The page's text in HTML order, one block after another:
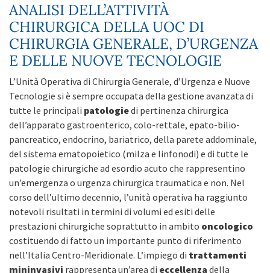
ANALISI DELL’ATTIVITÀ
CHIRURGICA DELLA UOC DI
CHIRURGIA GENERALE, D’URGENZA
E DELLE NUOVE TECNOLOGIE
L’Unità Operativa di Chirurgia Generale, d’Urgenza e Nuove
Tecnologie si è sempre occupata della gestione avanzata di
tutte le principali patologiedi pertinenza chirurgica
dell’apparato gastroenterico, colo-rettale, epato-bilio-
pancreatico, endocrino, bariatrico, della parete addominale,
del sistema ematopoietico (milza e linfonodi) e di tutte le
patologie chirurgiche ad esordio acuto che rappresentino
un’emergenza o urgenza chirurgica traumatica e non. Nel
corso dell’ultimo decennio, l’unità operativa ha raggiunto
notevoli risultati in termini di volumi ed esiti delle
prestazioni chirurgiche soprattutto in ambito oncologico
costituendo di fatto un importante punto di riferimento
nell’Italia Centro-Meridionale. L’impiego di trattamenti
mininvasivi rappresenta un’area di eccellenza della